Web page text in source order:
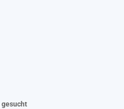
gesucht